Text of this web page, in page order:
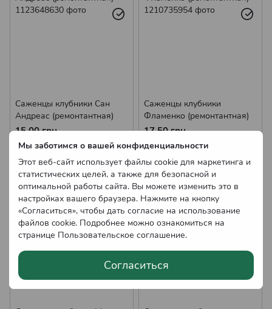
Мы заботимся о вашей конфиденциальности
Этот веб-сайт использует файлы cookie для маркетинга и
статистических целей, а также для безопасной и
оптимальной работы сайта. Вы можете изменить это в
настройках вашего браузера. Нажмите на кнопку
«Согласиться», чтобы дать согласие на использование
файлов cookie. Подробнее можно ознакомиться на
странице Пользовательское соглашение.
Согласиться
Саженцы клубники Сан
Андреас (ремонтантная)
15.00 грн
Нет в наличии
Оптовые цены
Саженцы клубники
Фламенко (ремонтантная)
17.50 грн
Нет в наличии
Оптовые цены